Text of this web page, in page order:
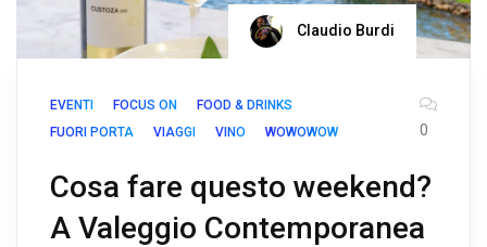
Claudio Burdi
EVENTI FOCUS ON
FOOD & DRINKS
FUORI PORTA
VIAGGI VINO WOWOWOW 0
Cosa fare questo weekend?
A Valeggio Contemporanea